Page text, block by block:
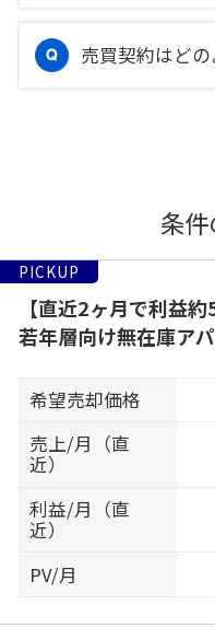
売買契約はど
条
PICKUP
【直近2ヶ月で利益
若年層向け無在庫ア
希望売却価格
売上/月（直
近）
利益/月（直
近）
PV/月